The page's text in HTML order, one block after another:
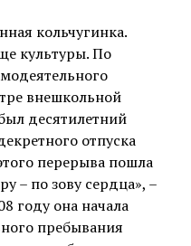
кольчугинка.
культуры. По
внешкольной
десятилетний
отпуска
перерыва пошла
– по зову сердца», –
году она начала
пребывания